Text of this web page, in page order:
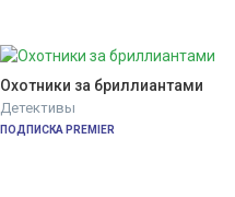
Охотники за бриллиантами
Детективы
ПОДПИСКА PREMIER